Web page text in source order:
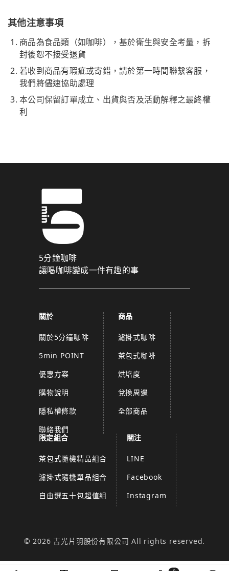
其他注意事項
商品為食品類（如咖啡），基於衛生與安全考量，拆
封後恕不接受退貨
若收到商品有瑕疵或寄錯，請於第一時間聯繫客服，
我們將儘速協助處理
本公司保留訂單成立、出貨與否及活動解釋之最終權
利
5分鐘咖啡
讓喝咖啡變成一件有趣的事
關於
關於5分鐘咖啡
5min POINT
優惠方案
購物說明
隱私權條款
聯絡我們
商品
濾掛式咖啡
茶包式咖啡
烘培度
兌換周邊
全部商品
限定組合
茶包式隨機精品組合
濾掛式隨機單品組合
自由選五十包超值組
關注
LINE
Facebook
Instagram
© 2026 吉光片羽股份有限公司 All rights reserved.